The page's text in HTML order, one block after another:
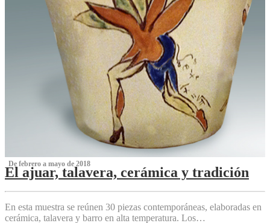
‌ De febrero a mayo de 2018
El ajuar, talavera, cerámica y tradición
‌
En esta muestra se reúnen 30 piezas contemporáneas, elaboradas en
cerámica, talavera y barro en alta temperatura. Los…